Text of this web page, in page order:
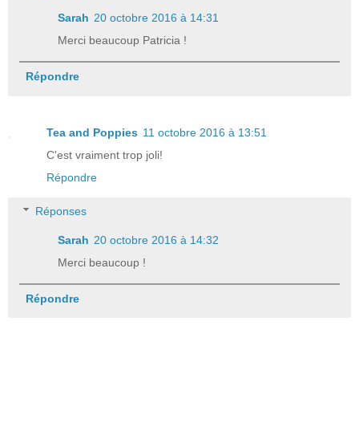
Sarah 20 octobre 2016 à 14:31
Merci beaucoup Patricia !
Répondre
Tea and Poppies 11 octobre 2016 à 13:51
C'est vraiment trop joli!
Répondre
Réponses
Sarah 20 octobre 2016 à 14:32
Merci beaucoup !
Répondre